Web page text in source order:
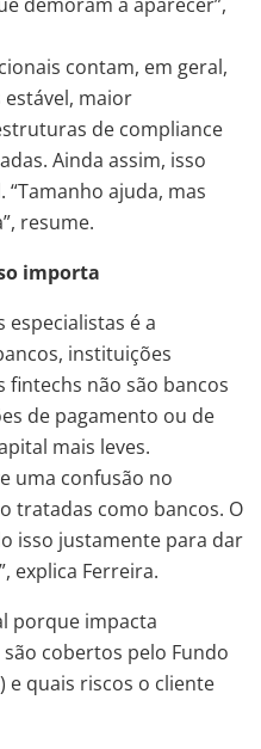
contam, em geral,
maior
de compliance
Ainda assim, isso
ajuda, mas
resume.
importa
é a
instituições
fintechs não são bancos
de pagamento ou de
mais leves.
uma confusão no
tratadas como bancos. O
isso justamente para dar
explica Ferreira.
porque impacta
cobertos pelo Fundo
e quais riscos o cliente